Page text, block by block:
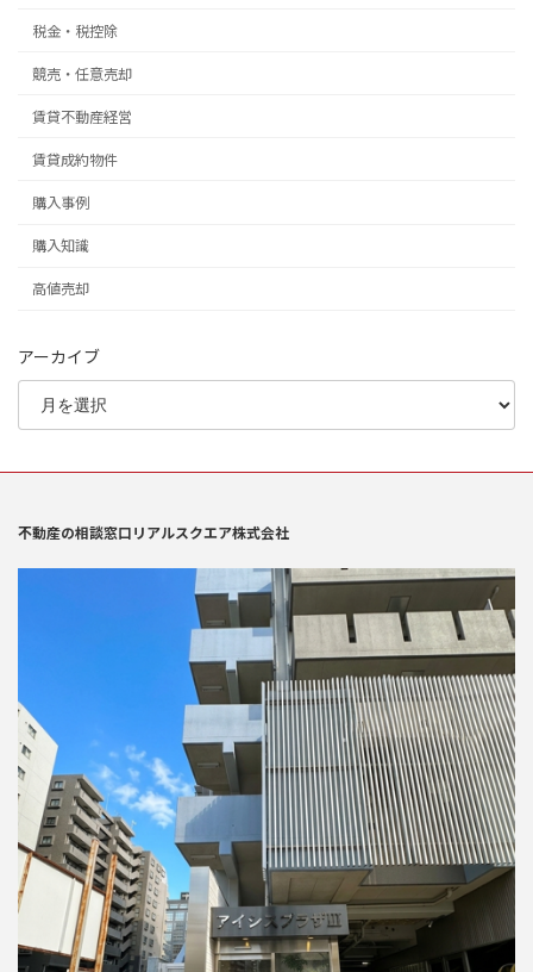
税金・税控除
競売・任意売却
賃貸不動産経営
賃貸成約物件
購入事例
購入知識
高値売却
アーカイブ
不動産の相談窓口リアルスクエア株式会社